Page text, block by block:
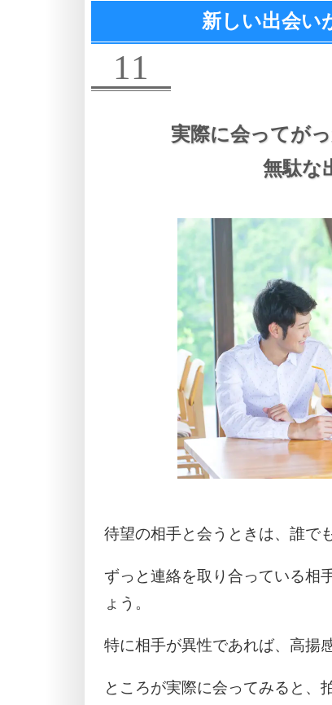
新しい出会い
11
実際に会ってが
無駄な
待望の相手と会うときは、誰で
ずっと連絡を取り合っている相
ょう。
特に相手が異性であれば、高揚
ところが実際に会ってみると、